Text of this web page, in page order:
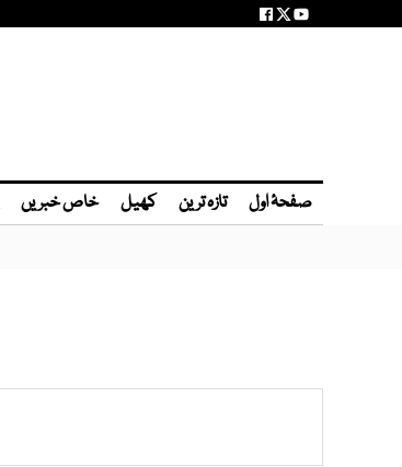
صفحۂ اول تازہ ترین کھیل خاص خبریں